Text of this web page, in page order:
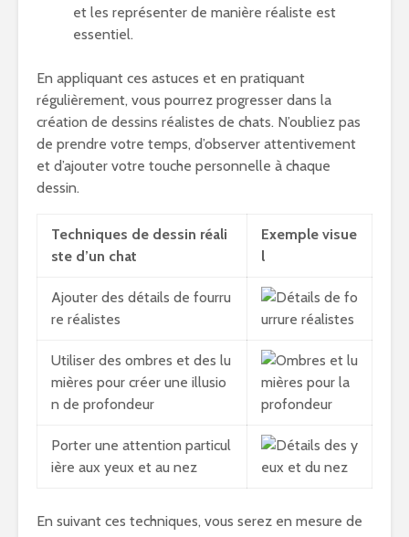
et les représenter de manière réaliste est
essentiel.
En appliquant ces astuces et en pratiquant
régulièrement, vous pourrez progresser dans la
création de dessins réalistes de chats. N’oubliez pas
de prendre votre temps, d’observer attentivement
et d’ajouter votre touche personnelle à chaque
dessin.
Techniques de dessin réali
ste d’un chat
Exemple visue
l
Ajouter des détails de fourru
re réalistes
Utiliser des ombres et des lu
mières pour créer une illusio
n de profondeur
Porter une attention particul
ière aux yeux et au nez
En suivant ces techniques, vous serez en mesure de